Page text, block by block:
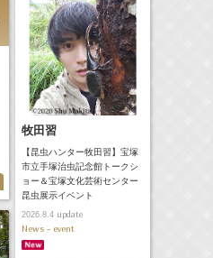
牧田習
【昆虫ハンター牧田習】宝塚
市立手塚治虫記念館トークシ
ョー＆宝塚文化芸術センター
昆虫展示イベント
2026.8.4update
News - event